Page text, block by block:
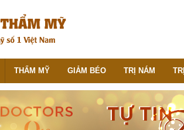
THẨM MỸ GIẢM BÉO TRỊ NÁM